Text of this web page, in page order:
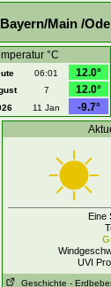
Main /
°C
06:01
12.0°
7
12.0°
11 Jan -9.7°
Eine
UVI
Geschichte -